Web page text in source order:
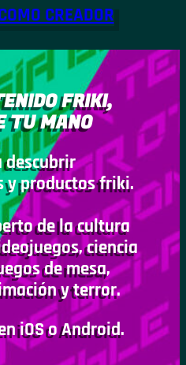
CREADOR
FRIKI,
TU MANO
descubrir
y productos friki.
de la cultura
ciencia
de mesa,
y terror.
iOS o Android.